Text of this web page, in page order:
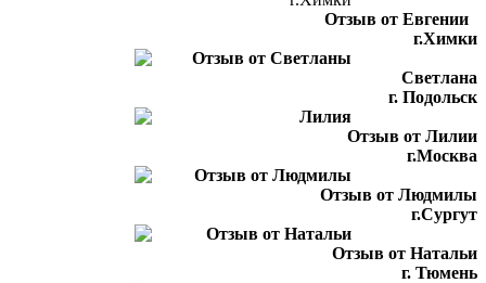
Отзыв от Евгении
г.Химки
Светлана
г. Подольск
Отзыв от Лилии
г.Москва
Отзыв от Людмилы
г.Сургут
Отзыв от Натальи
г. Тюмень